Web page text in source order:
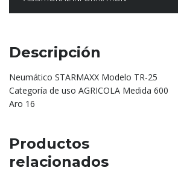
Descripción
Neumático STARMAXX Modelo TR-25
Categoría de uso AGRICOLA Medida 600
Aro 16
Productos
relacionados